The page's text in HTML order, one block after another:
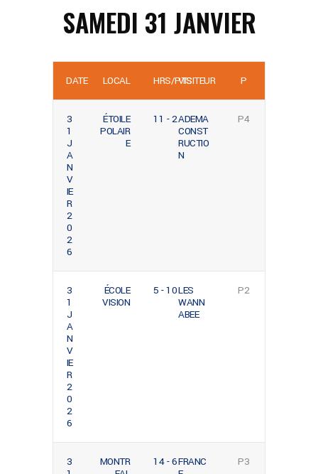
SAMEDI 31 JANVIER
DATE LOCAL HRS/PTSVISITEUR P
3
1
J
A
N
V
IE
R
2
0
2
6
ÉTOILE
POLAIR
E
11 - 2ADEMA
CONST
RUCTIO
N
P4
3
1
J
A
N
V
IE
R
2
0
2
6
ÉCOLE
VISION
5 - 10LES
WANN
ABEE
P2
3
MONTR
14 - 6FRANC
P3